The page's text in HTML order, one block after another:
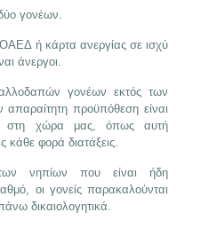
γονέων.
ή κάρτα ανεργίας σε ισχύ
άνεργοι.
γονέων εκτός των
απαραίτητη προϋπόθεση είναι
στη χώρα μας, όπως αυτή
κάθε φορά διατάξεις.
νηπίων που είναι ήδη
οι γονείς παρακαλούνται
δικαιολογητικά.